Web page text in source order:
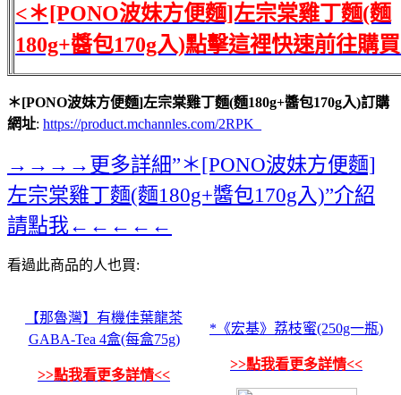
<＊[PONO波妹方便麵]左宗棠雞丁麵(麵
180g+醬包170g入)點擊這裡快速前往購
＊[PONO波妹方便麵]左宗棠雞丁麵(麵180g+醬包170g入)訂購
網址: https://product.mchannles.com/2RPK_
→→→→更多詳細”＊[PONO波妹方便麵]
左宗棠雞丁麵(麵180g+醬包170g入)”介紹
請點我←←←←←
看過此商品的人也買:
【那魯灣】有機佳葉龍茶
GABA-Tea 4盒(每盒75g)
>>點我看更多詳情<<
*《宏基》荔枝蜜(250g一瓶)
>>點我看更多詳情<<